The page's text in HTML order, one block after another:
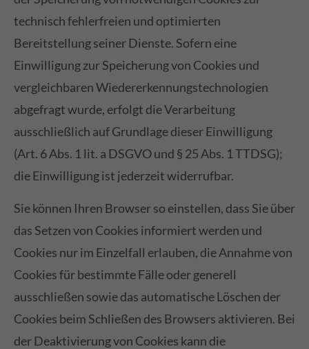
technisch fehlerfreien und optimierten
Bereitstellung seiner Dienste. Sofern eine
Einwilligung zur Speicherung von Cookies und
vergleichbaren Wiedererkennungstechnologien
abgefragt wurde, erfolgt die Verarbeitung
ausschließlich auf Grundlage dieser Einwilligung
(Art. 6 Abs. 1 lit. a DSGVO und § 25 Abs. 1 TTDSG);
die Einwilligung ist jederzeit widerrufbar.
Sie können Ihren Browser so einstellen, dass Sie über
das Setzen von Cookies informiert werden und
Cookies nur im Einzelfall erlauben, die Annahme von
Cookies für bestimmte Fälle oder generell
ausschließen sowie das automatische Löschen der
Cookies beim Schließen des Browsers aktivieren. Bei
der Deaktivierung von Cookies kann die